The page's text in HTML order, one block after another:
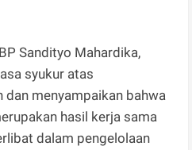
Sandityo Mahardika,
syukur atas
dan menyampaikan bahwa
hasil kerja sama
dalam pengelolaan